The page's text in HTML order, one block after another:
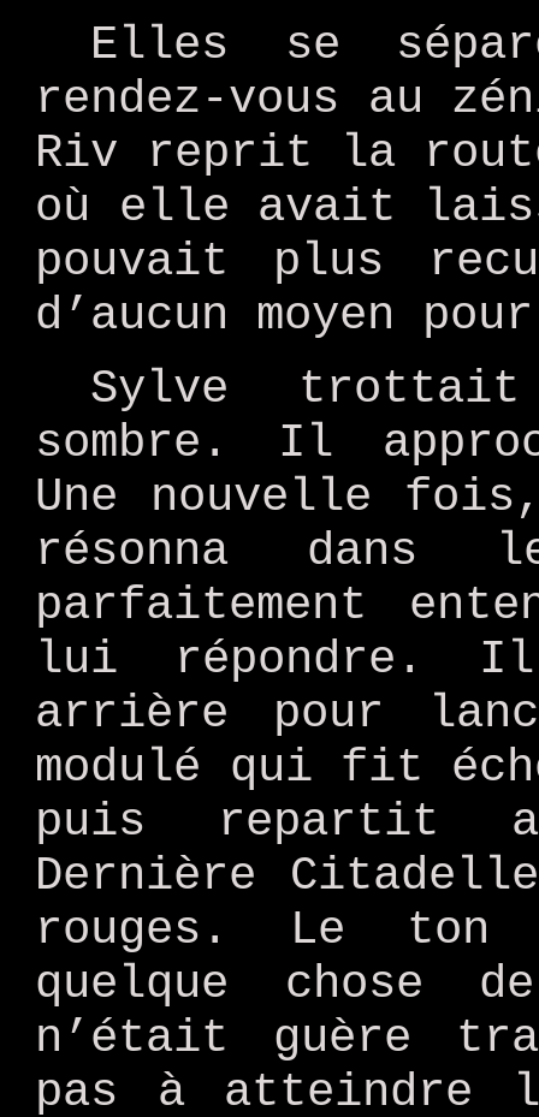
Elles se
rendez-vous au
Riv reprit la
où elle avait
pouvait plus
d’aucun moyen
Sylve trottait
sombre. Il
Une nouvelle
résonna
parfaitement
lui répondre.
arrière pour
modulé qui fit
puis repartit
Dernière
rouges. Le ton
quelque chose
n’était guère
pas à atteindre